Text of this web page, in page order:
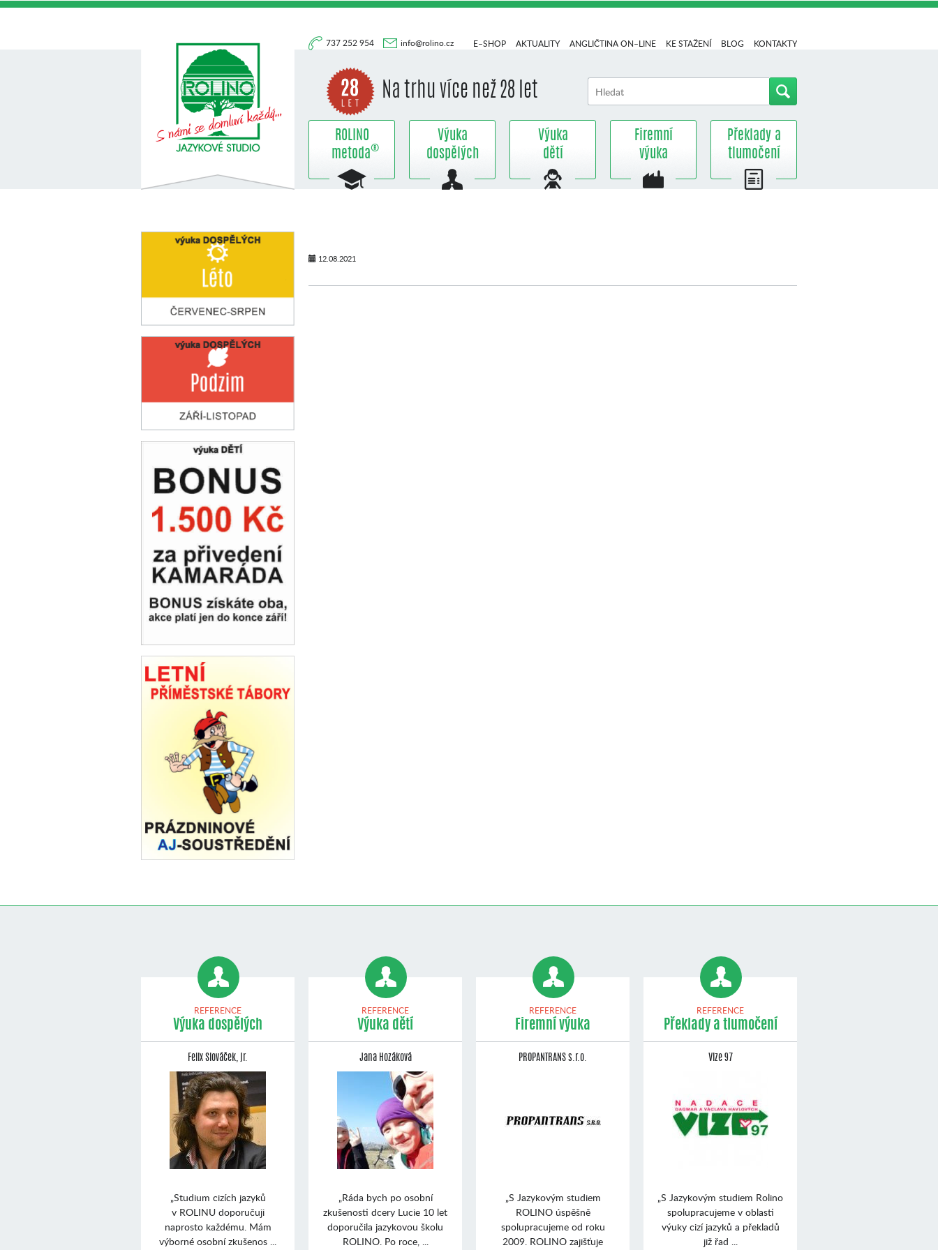
737 252 954 info@rolino.cz
Na trhu více než 28 let
E–SHOP AKTUALITY ANGLIČTINA ON–LINE KE STAŽENÍ BLOG KONTAKTY
ROLINO
metoda®
Výuka
dospělých
Výuka
dětí
Firemní
výuka
Překlady a
tlumočení
12.08.2021
REFERENCE
Výuka dospělých
Felix Slováček, jr.
„Studium cizích jazyků
v ROLINU doporučuji
naprosto každému. Mám
výborné osobní zkušenos ...
REFERENCE
Výuka dětí
Jana Hozáková
„Ráda bych po osobní
zkušenosti dcery Lucie 10 let
doporučila jazykovou školu
ROLINO. Po roce, ...
REFERENCE
Firemní výuka
PROPANTRANS s.r.o.
„S Jazykovým studiem
ROLINO úspěšně
spolupracujeme od roku
2009. ROLINO zajišťuje
REFERENCE
Překlady a tlumočení
Vize 97
„S Jazykovým studiem Rolino
spolupracujeme v oblasti
výuky cizí jazyků a překladů
již řad ...